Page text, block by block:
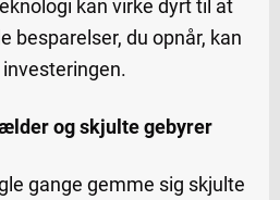
kan virke dyrt til at
besparelser, du opnår, kan
og skjulte gebyrer
gange gemme sig skjulte